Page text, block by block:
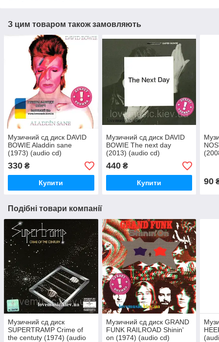
З цим товаром також замовляють
Музичний сд диск DAVID
BOWIE Aladdin sane
(1973) (audio cd)
330 ₴
Купити
Музичний сд диск DAVID
BOWIE The next day
(2013) (audio cd)
440₴
Купити 90
Подібні товари компанії
Музичний сд диск
SUPERTRAMP Crime of
the centuty (1974) (audio
Музичний сд диск GRAND
FUNK RAILROAD Shinin'
on (1974) (audio cd)